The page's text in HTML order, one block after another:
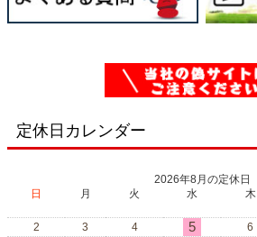
定休日カレンダー
2026年8月の定休日
日
月 火 水 木
2
3 4 5 6